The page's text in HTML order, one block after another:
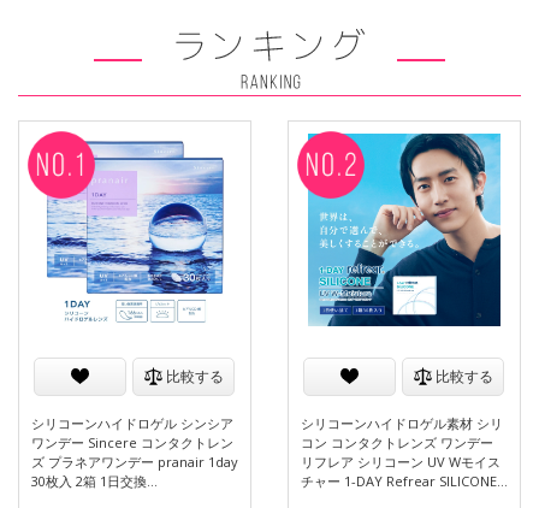
比較する
シリコーンハイドロゲル シンシア
ワンデー Sincere コンタクトレン
ズ プラネアワンデー pranair 1day
30枚入 2箱 1日交換…
比較する
シリコーンハイドロゲル素材 シリ
コン コンタクトレンズ ワンデー
リフレア シリコーン UV Wモイス
チャー 1-DAY Refrear SILICONE…